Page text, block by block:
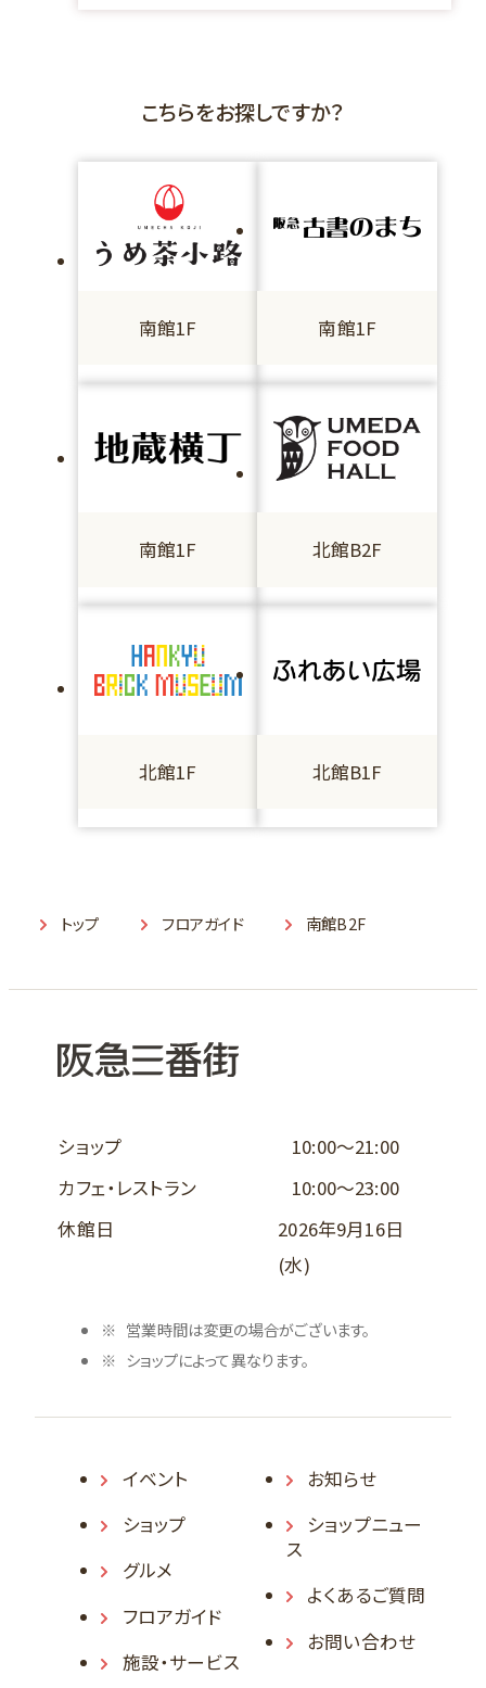
こちらをお探しですか？
南館1F 南館1F
南館1F 北館B2F
北館1F 北館B1F
トップ フロアガイド 南館B2F
ショップ
10:00～21:00
カフェ・レストラン
10:00～23:00
休館日
2026年9月16日
(水)
営業時間は変更の場合がございます。
ショップによって異なります。
イベント
ショップ
グルメ
フロアガイド
施設・サービス
お知らせ
ショップニュー
ス
よくあるご質問
お問い合わせ